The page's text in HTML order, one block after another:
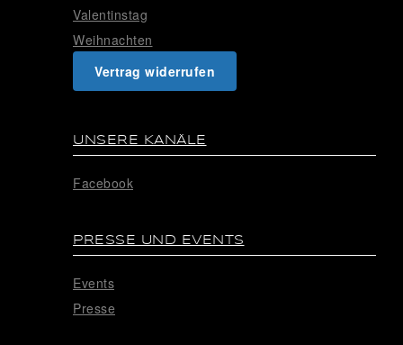
Valentinstag
Weihnachten
Vertrag widerrufen
UNSERE KANÄLE
Facebook
PRESSE UND EVENTS
Events
Presse